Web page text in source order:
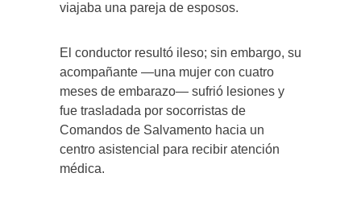
viajaba una pareja de esposos.
El conductor resultó ileso; sin embargo, su
acompañante —una mujer con cuatro
meses de embarazo— sufrió lesiones y
fue trasladada por socorristas de
Comandos de Salvamento hacia un
centro asistencial para recibir atención
médica.